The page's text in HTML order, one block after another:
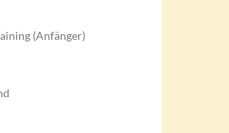
(Anfänger)